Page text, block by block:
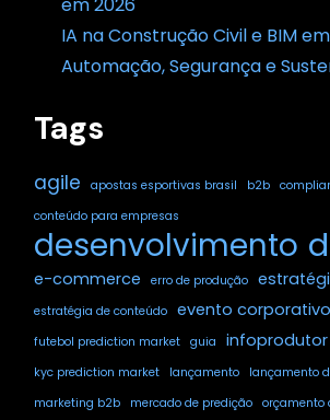
em 2026
IA na Construção Civil e BIM
Automação, Segurança e
Tags
agile apostas esportivas brasil b2b
conteúdo para empresas
desenvolvimento
e-commerce erro de produção
estratégia de conteúdo evento corporativo
futebol prediction market guia infoprodutor
kyc prediction market lançamento
lançamento
marketing b2b
mercado de predição orçamento